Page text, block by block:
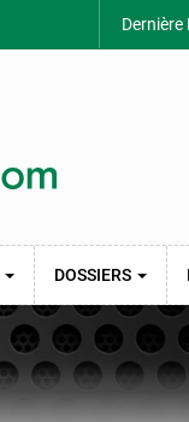
DOSSIERS